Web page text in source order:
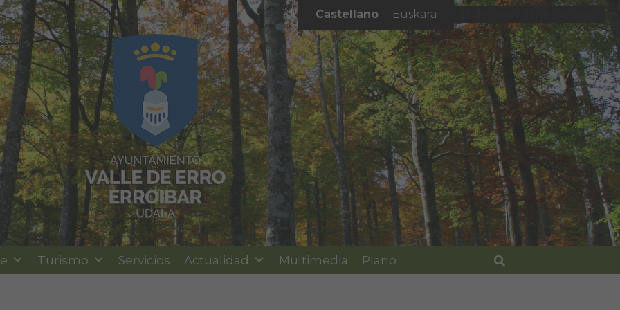
Castellano Euskara
Turismo Servicios Actualidad Multimedia Plano
Buscar